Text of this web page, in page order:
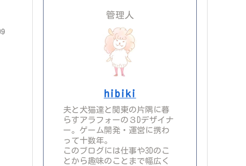
管理人
hibiki
夫と犬猫達と関東の片隅に暮
らすアラフォーの３Dデザイナ
ー。ゲーム開発・運営に携わ
って十数年。
このブログには仕事や3Dのこ
とから趣味のことまで幅広く